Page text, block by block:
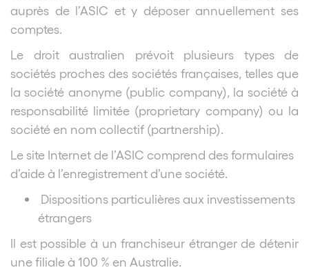
auprès de l’ASIC et y déposer annuellement ses
comptes.
Le droit australien prévoit plusieurs types de
sociétés proches des sociétés françaises, telles que
la société anonyme (public company), la société à
responsabilité limitée (proprietary company) ou la
société en nom collectif (partnership).
Le site Internet de l’ASIC comprend des formulaires
d’aide à l’enregistrement d’une société.
Dispositions particulières aux investissements
étrangers
Il est possible à un franchiseur étranger de détenir
une filiale à 100 % en Australie.